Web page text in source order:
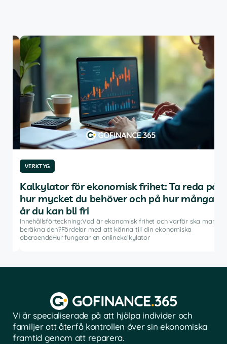
VERKTYG
Kalkylator för ekonomisk frihet: Ta reda på
hur mycket du behöver och på hur många
år du kan bli fri
Innehållsförteckning:Vad är ekonomisk frihet och varför ska man
beräkna den?Fördelar med att känna till din ekonomiska
oberoendeHur fungerar en onlinekalkylator
Vi är specialiserade på att hjälpa individer och
familjer att återfå kontrollen över sin ekonomiska
framtid genom att reparera.